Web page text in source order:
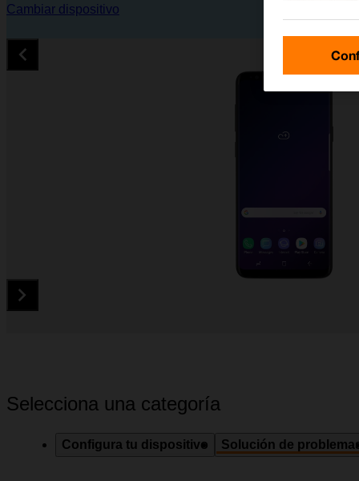
Cambiar dispositivo
Selecciona una categoría
Configura tu dispositivo Solución de